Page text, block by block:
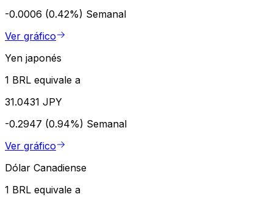
-0.0006 (0.42%) Semanal
Ver gráfico
Yen japonés
1 BRL equivale a
31.0431 JPY
-0.2947 (0.94%) Semanal
Ver gráfico
Dólar Canadiense
1 BRL equivale a